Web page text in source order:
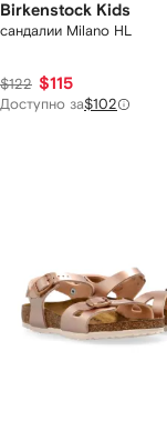
Birkenstock Kids
сандалии Milano HL
$122 $115
Доступно за$102